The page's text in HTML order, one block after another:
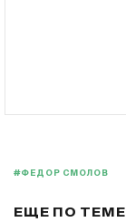
#ФЕДОР СМОЛОВ
ЕЩЕ ПО ТЕМЕ